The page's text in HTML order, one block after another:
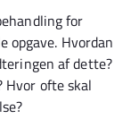
for
opgave. Hvordan
af dette?
Hvor ofte skal